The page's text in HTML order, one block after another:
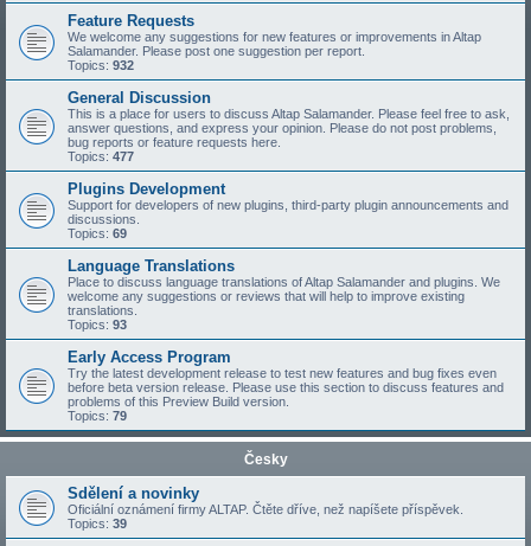
Feature Requests
We welcome any suggestions for new features or improvements in Altap
Salamander. Please post one suggestion per report.
Topics: 932
General Discussion
This is a place for users to discuss Altap Salamander. Please feel free to ask,
answer questions, and express your opinion. Please do not post problems,
bug reports or feature requests here.
Topics: 477
Plugins Development
Support for developers of new plugins, third-party plugin announcements and
discussions.
Topics: 69
Language Translations
Place to discuss language translations of Altap Salamander and plugins. We
welcome any suggestions or reviews that will help to improve existing
translations.
Topics: 93
Early Access Program
Try the latest development release to test new features and bug fixes even
before beta version release. Please use this section to discuss features and
problems of this Preview Build version.
Topics: 79
Česky
Sdělení a novinky
Oficiální oznámení firmy ALTAP. Čtěte dříve, než napíšete příspěvek.
Topics: 39